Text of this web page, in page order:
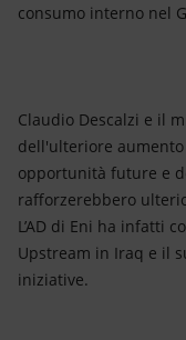
consumo interno nel
Claudio Descalzi e il
dell'ulteriore
opportunità future e
rafforzerebbero
L’AD di Eni ha infatti
Upstream in Iraq e il
iniziative.